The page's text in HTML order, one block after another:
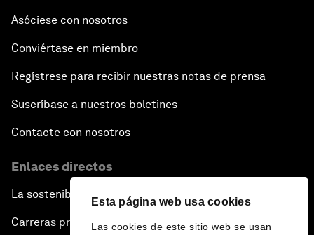
Esta página web usa cookies
Las cookies de este sitio web se usan
Asóciese con nosotros
Conviértase en miembro
Regístrese para recibir nuestras notas de prensa
Suscríbase a nuestros boletines
Contacte con nosotros
Enlaces directos
La sostenibilidad en el Foro
Carreras profesionales